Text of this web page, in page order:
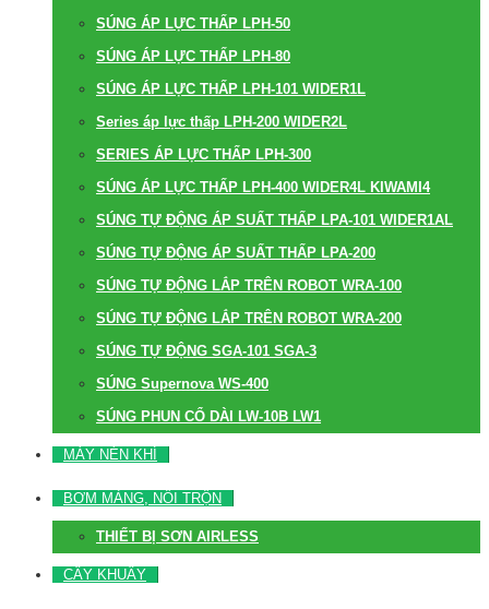
SÚNG ÁP LỰC THẤP LPH-50
SÚNG ÁP LỰC THẤP LPH-80
SÚNG ÁP LỰC THẤP LPH-101 WIDER1L
Series áp lực thấp LPH-200 WIDER2L
SERIES ÁP LỰC THẤP LPH-300
SÚNG ÁP LỰC THẤP LPH-400 WIDER4L KIWAMI4
SÚNG TỰ ĐỘNG ÁP SUẤT THẤP LPA-101 WIDER1AL
SÚNG TỰ ĐỘNG ÁP SUẤT THẤP LPA-200
SÚNG TỰ ĐỘNG LẮP TRÊN ROBOT WRA-100
SÚNG TỰ ĐỘNG LẮP TRÊN ROBOT WRA-200
SÚNG TỰ ĐỘNG SGA-101 SGA-3
SÚNG Supernova WS-400
SÚNG PHUN CỔ DÀI LW-10B LW1
MÁY NÉN KHÍ
BƠM MÀNG, NỒI TRỘN
THIẾT BỊ SƠN AIRLESS
CÂY KHUẤY